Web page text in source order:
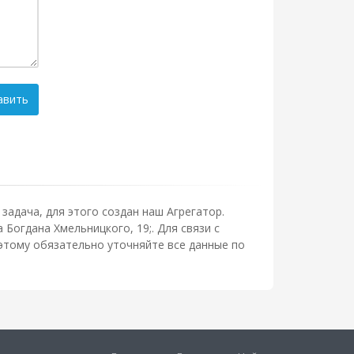
для этого создан наш Агрегатор.
Хмельницкого, 19;. Для связи с
обязательно уточняйте все данные по